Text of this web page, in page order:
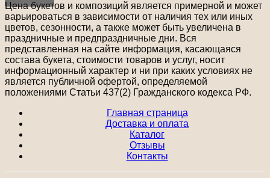
Цена букетов и композиций является примерной и может
варьироваться в зависимости от наличия тех или иных
цветов, сезонности, а также может быть увеличена в
праздничные и предпраздничные дни. Вся
представленная на сайте информация, касающаяся
состава букета, стоимости товаров и услуг, носит
информационный характер и ни при каких условиях не
является публичной офертой, определяемой
положениями Статьи 437(2) Гражданского кодекса РФ.
Главная страница
Доставка и оплата
Каталог
Отзывы
Контакты